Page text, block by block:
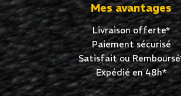
Mes avantages
Livraison offerte*
Paiement sécurisé
Satisfait ou
Expédié en 48h*